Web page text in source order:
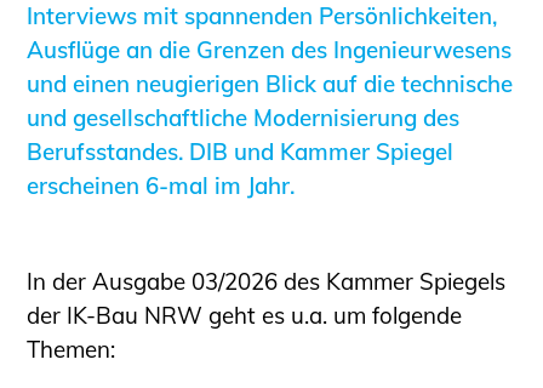
Prüfsachverständige
Qualifizierte Tragwerksplaner/-innen
Bauvorlageberechtigte
Sachkundige für Zustands- und
Funktionsprüfung privater
Abwasserleitungen
Büronachfolge
Zusatzqualifikationen
Interviews mit spannenden Persönlichkeiten,
Ausflüge an die Grenzen des Ingenieurwesens
und einen neugierigen Blick auf die technische
und gesellschaftliche Modernisierung des
Berufsstandes. DIB und Kammer Spiegel
erscheinen 6-mal im Jahr.
In der Ausgabe 03/2026 des Kammer Spiegels
der IK-Bau NRW geht es u.a. um folgende
Themen: